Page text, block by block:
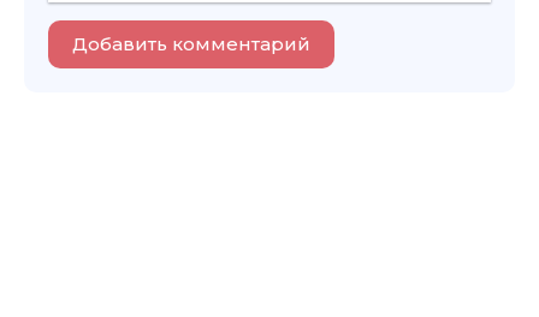
Добавить комментарий